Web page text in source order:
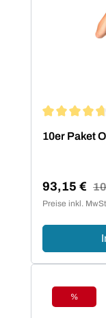
10er Paket
93,15 €
Preise inkl.
Rabatt
%